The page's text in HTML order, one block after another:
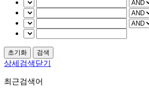
상세검색닫기
최근검색어